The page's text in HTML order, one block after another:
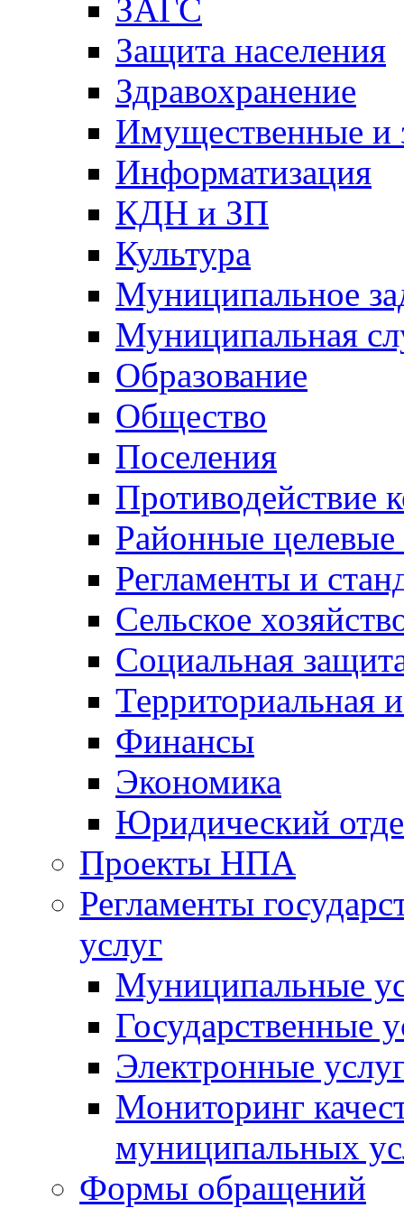
ЗАГС
Защита населения
Здравохранение
Имущественные и
Информатизация
КДН и ЗП
Культура
Муниципальное
Муниципальная
Образование
Общество
Поселения
Противодействие
Районные
Регламенты и
Сельское
Социальная
Территориальная
Финансы
Экономика
Юридический
Проекты НПА
Регламенты
услуг
Муниципальные
Государственные
Электронные
Мониторинг
муниципальных
Формы обращений